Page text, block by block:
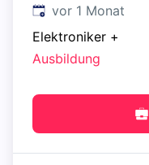
Veröffentlicht:
vor 1 Monat
Elektroniker +
Ausbildung